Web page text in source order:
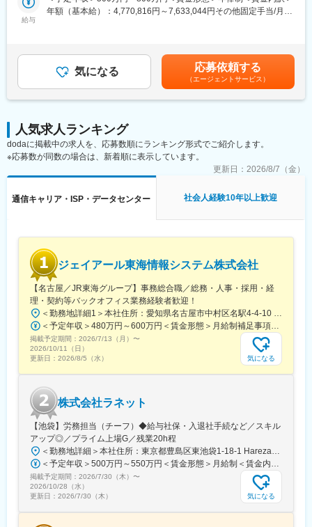
府)、藤井寺駅、八尾駅、高見ノ里駅、河内天美駅、北花田駅、岡
石駅、稲野駅、東加古川駅、加古川駅、英賀保駅、網干駅、郡山
駅(奈良県)、金橋駅、神前駅(和歌山県)、岡山駅前駅、備前一宮
駅、立町駅、広島駅、佐伯区役所前駅、福山駅、湯田温泉駅、阿
久留米駅、大溝駅、佐賀駅、西唐津駅、諫早駅、島原港駅、道ノ
尾駅、堀川駅、宮地駅、健軍町駅、肥後西村駅、鶴崎駅、上臼杵
駅、宇佐駅、上岡駅、宮崎駅、日南駅、清武駅、高見橋駅、錦江
駅、宮ケ浜駅、真幸駅、伊集院駅、西出水駅、苗穂駅、琴似駅(札
駅(東京都)、代官山駅、押上駅、巣鴨駅、本駒込駅、春日駅(東京
駅、赤坂見附駅、八王子駅、高尾駅(東京都)、府中本町駅、関内
重県)、中洲川端駅、近鉄富田駅、北間駅、栄町駅(富山県)、大阪
ビジネスパーク駅、扇町駅(大阪府)、南方駅(大阪府)、野田駅(阪神
線)、大阪阿部野橋駅、花園駅(京都府)、藤森駅、新田辺駅、桃山
御陵前駅、舞子駅、高速長田駅、猪名寺駅、岡山駅、本通駅、文
珠通駅、戸越銀座駅、北千束駅、本所吾妻橋駅、東大前駅、後楽
園駅、中井駅、御徒町駅、青山一丁目駅、永田町駅、府中競馬正
門前駅、平沼橋駅、長沼駅(静岡県)、新浜松駅、西鉄福岡駅、大阪
城北詰駅、天神橋筋六丁目駅、新大阪駅、海老江駅、阿倍野駅(地
下鉄)、鳴滝駅、稲荷駅、中書島駅、西舞子駅、上沢駅、西川緑道
す。
◇訪日外国人や日本人のお客様からの新規予約対応（メール・電
◇ディーラーとの業務調整（代車の貸出や車検入庫の日程調整な
ど）を行い、提携先の拡大を目指します。
◇新たな業務提携先を獲得し、貸出場所の拡充や車両の確保を推
◇Web上での広告戦略を立案・実行し、GoogleやYahoo!のアクセ
◇UI／UXの観点から、Webページの最適化を行い、予約率や利用
◇走行距離に応じた車両の選定やコストを抑えた仕入れを行い、
キャンピングレンタカーの品質向上と適正な価格設定を行いま
す。
◇車両に適したオプション（アウトドアグッズ、冷暖房設備、冷
蔵庫等）を選定し、品質向上と適正な価格設定を行います。
◇また、保険会社との交渉も含めた車両管理も行います。
（5）販促・企画力の発揮
◇キャンペーンや販促企画を立案し、キャンピングレンタカーの
利用促進を図ります。
（6）スタッフマネジメント
◇チームメンバーの管理・指導を行い、スタッフのスキルアップ
や業務効率化を図ります。
変更の範囲：会社の定める業務
給与
年額（基本給）：4,770,816円～7,633,044円その他固定手当/月：
目安の金額であり、選考を通じて上下する可能性があります。月
給(月額)は固定手当を含めた表記です。
気になる 応募依頼する
（エージェントサービス）
人気求人ランキング
dodaに掲載中の求人を、応募数順にランキング形式でご紹介します。
※応募数が同数の場合は、新着順に表示しています。
更新日： 2026/8/7（金）
通信キャリア・ISP・データセンター 社会人経験10年以上歓迎
ジェイアール東海情報システム株式会社
【名古屋／JR東海グループ】事務総合職／総務・人事・採用・経
理・契約等バックオフィス業務経験者歓迎！
＜勤務地詳細1＞本社住所：愛知県名古屋市中村区名駅4-4-10 名古屋クロスコートタワー14F勤務地最寄駅：JR東海道本線／名古屋駅受動喫煙対策：屋内喫煙可能場所あり＜勤務地詳細2＞名古屋基幹システム本部住所：愛知県名古屋市東区東大曽根町46番30号 勤務地最寄駅：JR中央線／大曽根駅受動喫煙対策：敷地内喫煙可能場所あり＜勤務地詳細3＞名古屋業務システム本部住所：愛知県名古屋市東区東大曽根町46番30号 勤務地最寄駅：JR中央線／大曽根駅受動喫煙対策：敷地内喫煙可能場所あり変更の範囲：会社の定める事業所（リモートワーク含む）
＜予定年収＞480万円～600万円＜賃金形態＞月給制補足事項なし＜賃金内訳＞月額（基本給）：246,600円～330,000円＜月給＞246,600円～330,000円＜昇給有無＞有＜残業手当＞有＜給与補足＞年収例（諸手当込み）530万円(27歳／入社5年目)580万円(30歳／入社8年目)■昇給：年1回■賞与：年2回（6月、12月）※過去実績5.45ケ月分賃金はあくまでも目安の金額であり、選考を通じて上下する可能性があります。月給(月額)は固定手当を含めた表記です。
掲載予定期間： 2026/7/13（月） 〜
2026/10/11（日）
更新日： 2026/8/5（水） 気になる
株式会社ラネット
【池袋】労務担当（チーフ）◆給与社保・入退社手続など／スキル
アップ◎／プライム上場G／残業20h程
＜勤務地詳細＞本社住所：東京都豊島区東池袋1-18-1 HarezaTower15F、16F勤務地最寄駅：各線／池袋駅受動喫煙対策：屋内喫煙可能場所あり変更の範囲：会社の定める事業所（リモートワーク含む）
＜予定年収＞500万円～550万円＜賃金形態＞月給制＜賃金内訳＞月額（基本給）：295,000円～344,000円その他固定手当/月：10,000円＜月給＞305,000円～354,000円＜昇給有無＞有＜残業手当＞有＜給与補足＞■給与改定：年1回（1月） 期中に昇格がある場合は、昇格に伴う昇給あり。■賞与：年2回（7月、12月／過去実績3ヶ月）賃金はあくまでも目安の金額であり、選考を通じて上下する可能性があります。月給(月額)は固定手当を含めた表記です。
掲載予定期間： 2026/7/30（木） 〜
2026/10/28（水）
更新日： 2026/7/30（木） 気になる